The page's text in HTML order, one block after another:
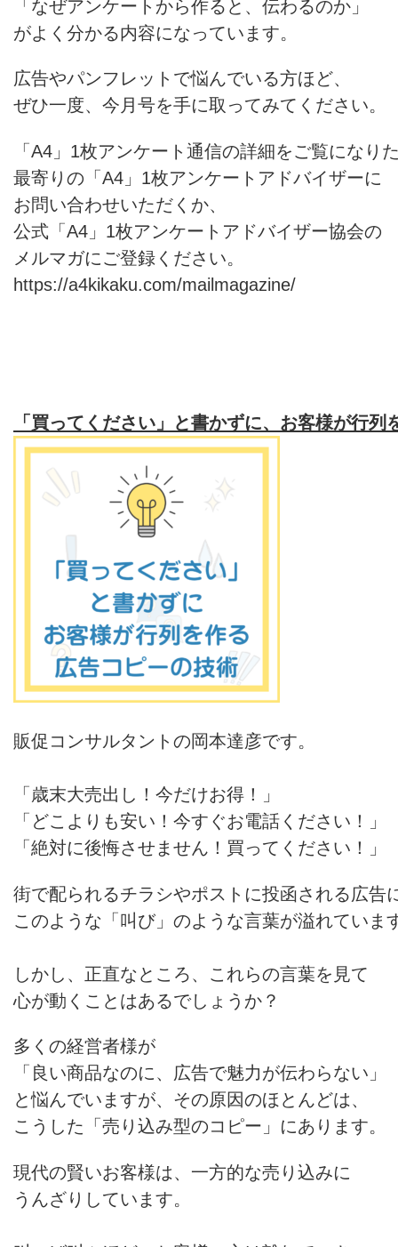
「なぜアンケートから作ると、伝わるのか」
がよく分かる内容になっています。
広告やパンフレットで悩んでいる方ほど、
ぜひ一度、今月号を手に取ってみてください。
「A4」1枚アンケート通信の詳細をご覧になり
最寄りの「A4」1枚アンケートアドバイザーに
お問い合わせいただくか、
公式「A4」1枚アンケートアドバイザー協会の
メルマガにご登録ください。
https://a4kikaku.com/mailmagazine/
「買ってください」と書かずに、お客様が行列
販促コンサルタントの岡本達彦です。
「歳末大売出し！今だけお得！」
「どこよりも安い！今すぐお電話ください！」
「絶対に後悔させません！買ってください！」
街で配られるチラシやポストに投函される広告
このような「叫び」のような言葉が溢れていま
しかし、正直なところ、これらの言葉を見て
心が動くことはあるでしょうか？
多くの経営者様が
「良い商品なのに、広告で魅力が伝わらない」
と悩んでいますが、その原因のほとんどは、
こうした「売り込み型のコピー」にあります。
現代の賢いお客様は、一方的な売り込みに
うんざりしています。